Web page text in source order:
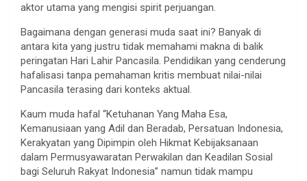
aktor utama yang mengisi spirit perjuangan.
Bagaimana dengan generasi muda saat ini? Banyak di
antara kita yang justru tidak memahami makna di balik
peringatan Hari Lahir Pancasila. Pendidikan yang cenderung
hafalisasi tanpa pemahaman kritis membuat nilai-nilai
Pancasila terasing dari konteks aktual.
Kaum muda hafal “Ketuhanan Yang Maha Esa,
Kemanusiaan yang Adil dan Beradab, Persatuan Indonesia,
Kerakyatan yang Dipimpin oleh Hikmat Kebijaksanaan
dalam Permusyawaratan Perwakilan dan Keadilan Sosial
bagi Seluruh Rakyat Indonesia” namun tidak mampu